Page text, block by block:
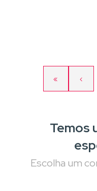
Primeira
página
«
‹
Temos
Escolha um